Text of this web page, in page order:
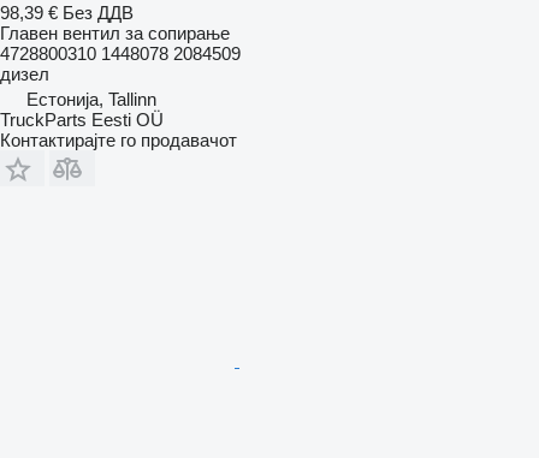
98,39 € Без ДДВ
Главен вентил за сопирање
4728800310 1448078 2084509
дизел
Естонија, Tallinn
TruckParts Eesti OÜ
Контактирајте го продавачот